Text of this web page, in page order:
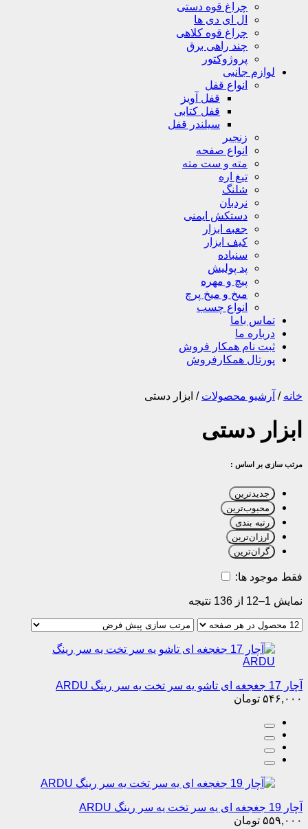
چراغ قوه دستی
ال ای دی ها
چراغ قوه کلاهی
چند راهی برق
پروژوکتور
لوازم جانبی
انواع قفل
قفل آویز
قفل کتابی
سیلندر قفل
زنجیر
انواع صفحه
مته و ست مته
تیغ اره
شلنگ
نردبان
دستکش ایمنی
جعبه ابزار
کیف ابزار
سنباده
پد پولیش
پیچ و مهره
میخ و میخ پرچ
انواع چسب
تماس باما
درباره ما
ثبت نام همکار فروش
پورتال همکارفروش
خانه / آرشیو محصولات / ابزار دستی
ابزار دستی
مرتب سازی بر اساس :
جدیدترین
محبوب‌ترین
رتبه بندی
ارزان‌ترین
گران‌ترین
فقط موجود ها:
نمایش 1–12 از 136 نتیجه
آچار 17 جغجغه ای تاشو یه سر تخت یه سر رینگ ARDU
۵۴۶,۰۰۰ تومان
آچار 19 جغجغه ای یه سر تخت یه سر رینگ ARDU
۵۵۹,۰۰۰ تومان